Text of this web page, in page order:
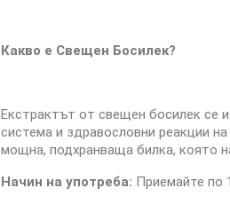
Какво е Свещен Босилек?
Екстрактът от свещен босилек се
система и здравословни реакции
мощна, подхранваща билка, която
Начин на употреба: Приемайте по